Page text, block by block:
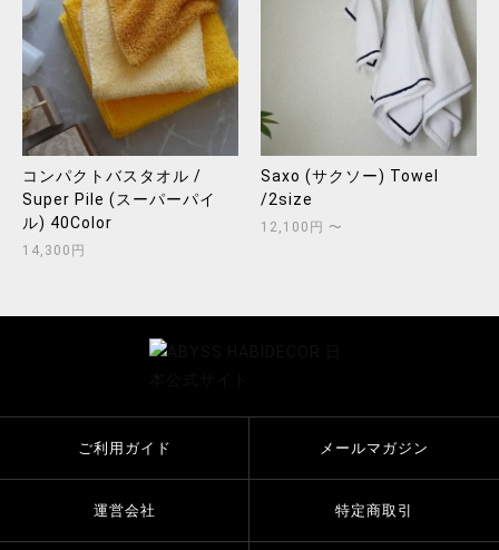
コンパクトバスタオル /
Super Pile (スーパーパイ
ル) 40Color
14,300円
Saxo (サクソー) Towel
/2size
12,100円 〜
ご利用ガイド メールマガジン
運営会社 特定商取引